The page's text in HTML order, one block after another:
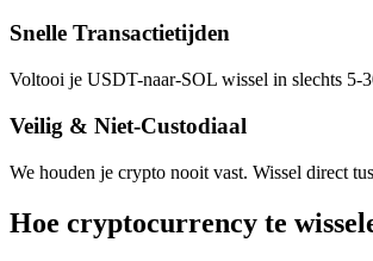
Snelle Transactietijden
Voltooi je USDT-naar-SOL wissel in slechts 5-
Veilig & Niet-Custodiaal
We houden je crypto nooit vast. Wissel direct
Hoe cryptocurrency te